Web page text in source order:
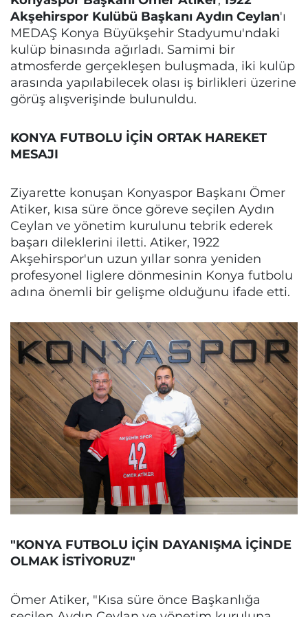
Akşehirspor Kulübü Başkanı Aydın Ceylan'ı
MEDAŞ Konya Büyükşehir Stadyumu'ndaki
kulüp binasında ağırladı. Samimi bir
atmosferde gerçekleşen buluşmada, iki kulüp
arasında yapılabilecek olası iş birlikleri üzerine
görüş alışverişinde bulunuldu.
KONYA FUTBOLU İÇİN ORTAK HAREKET
MESAJI
Ziyarette konuşan Konyaspor Başkanı Ömer
Atiker, kısa süre önce göreve seçilen Aydın
Ceylan ve yönetim kurulunu tebrik ederek
başarı dileklerini iletti. Atiker, 1922
Akşehirspor'un uzun yıllar sonra yeniden
profesyonel liglere dönmesinin Konya futbolu
adına önemli bir gelişme olduğunu ifade etti.
"KONYA FUTBOLU İÇİN DAYANIŞMA İÇİNDE
OLMAK İSTİYORUZ"
Ömer Atiker, "Kısa süre önce Başkanlığa